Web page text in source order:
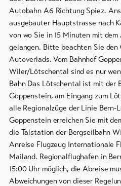
Autobahn A6 Richtung Spiez.
ausgebauter Hauptstrasse nach
von wo Sie in 15 Minuten mit
gelangen. Bitte beachten Sie den
Autoverlads. Vom Bahnhof
Wiler/Lötschental sind es nur
Bahn Das Lötschental ist mit der
Goppenstein, am Eingang zum
alle Regionalzüge der Linie Bern-
Goppenstein erreichen Sie mit
die Talstation der Bergseilbahn
Anreise Flugzeug Internationale
Mailand. Regionalflughafen in
15:00 Uhr möglich, die Abreise
Abweichungen von dieser